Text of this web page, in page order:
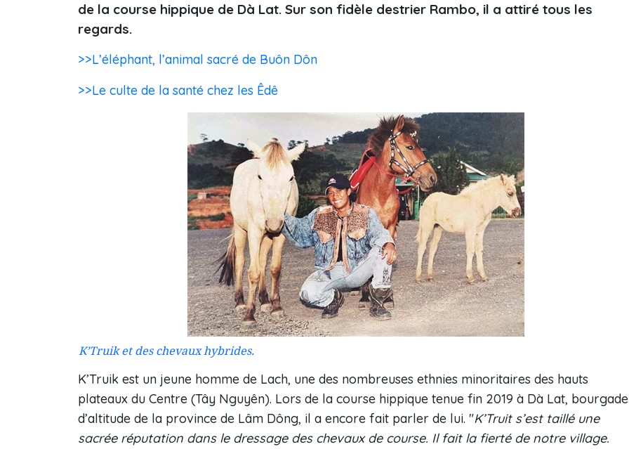
de la course hippique de Dà Lat. Sur son fidèle destrier Rambo, il a attiré tous les
regards.
>>L’éléphant, l’animal sacré de Buôn Dôn
>>Le culte de la santé chez les Êdê
K’Truik et des chevaux hybrides.
K’Truik est un jeune homme de Lach, une des nombreuses ethnies minoritaires des hauts
plateaux du Centre (Tây Nguyên). Lors de la course hippique tenue fin 2019 à Dà Lat, bourgade
d’altitude de la province de Lâm Dông, il a encore fait parler de lui. "K’Truit s’est taillé une
sacrée réputation dans le dressage des chevaux de course. Il fait la fierté de notre village.